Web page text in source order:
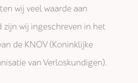
wij veel waarde aan
zijn wij ingeschreven in het
de KNOV (Koninklijke
van Verloskundigen).